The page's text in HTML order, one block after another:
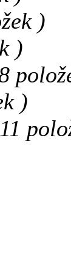
)
)
)